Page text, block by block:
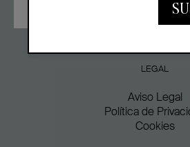
LEGAL
Aviso Legal
Política de
Cookies